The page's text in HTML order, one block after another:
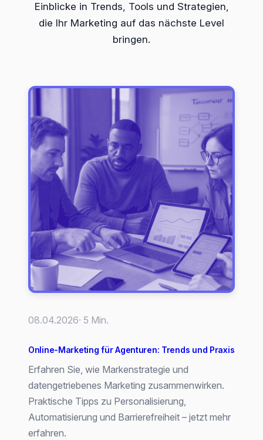
Einblicke in Trends, Tools und Strategien,
die Ihr Marketing auf das nächste Level
bringen.
08.04.2026· 5 Min.
Online-Marketing für Agenturen: Trends und Praxis
Erfahren Sie, wie Markenstrategie und
datengetriebenes Marketing zusammenwirken.
Praktische Tipps zu Personalisierung,
Automatisierung und Barrierefreiheit – jetzt mehr
erfahren.